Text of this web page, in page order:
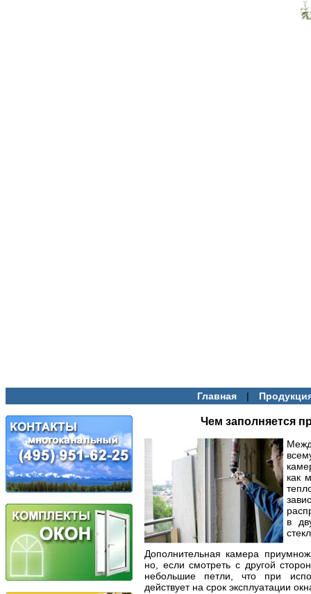
Главная |
Чем заполняется
как
в
Дополнительная камера
но, если смотреть с другой
небольшие петли, что при
действует на срок эксплуатации